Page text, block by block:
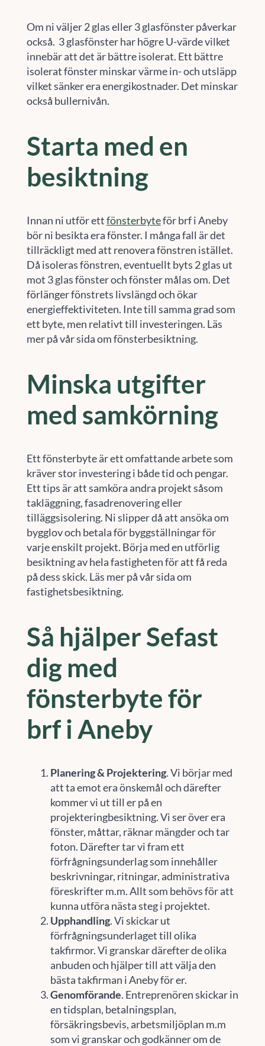
Om ni väljer 2 glas eller 3 glasfönster påverkar
också. 3 glasfönster har högre U-värde vilket
innebär att det är bättre isolerat. Ett bättre
isolerat fönster minskar värme in- och utsläpp
vilket sänker era energikostnader. Det minskar
också bullernivån.
Starta med en
besiktning
Innan ni utför ettfönsterbyteför brf i Aneby
bör ni besikta era fönster. I många fall är det
tillräckligt med att renovera fönstren istället.
Då isoleras fönstren, eventuellt byts 2 glas ut
mot 3 glas fönster och fönster målas om. Det
förlänger fönstrets livslängd och ökar
energieffektiviteten. Inte till samma grad som
ett byte, men relativt till investeringen. Läs
mer på vår sida om fönsterbesiktning.
Minska utgifter
med samkörning
Ett fönsterbyte är ett omfattande arbete som
kräver stor investering i både tid och pengar.
Ett tips är att samköra andra projekt såsom
takläggning, fasadrenovering eller
tilläggsisolering. Ni slipper då att ansöka om
bygglov och betala för byggställningar för
varje enskilt projekt. Börja med en utförlig
besiktning av hela fastigheten för att få reda
på dess skick. Läs mer på vår sida om
fastighetsbesiktning.
Så hjälper Sefast
dig med
fönsterbyte för
brf i Aneby
Planering & Projektering. Vi börjar med
att ta emot era önskemål och därefter
kommer vi ut till er på en
projekteringbesiktning. Vi ser över era
fönster, måttar, räknar mängder och tar
foton. Därefter tar vi fram ett
förfrågningsunderlag som innehåller
beskrivningar, ritningar, administrativa
föreskrifter m.m. Allt som behövs för att
kunna utföra nästa steg i projektet.
Upphandling. Vi skickar ut
förfrågningsunderlaget till olika
takfirmor. Vi granskar därefter de olika
anbuden och hjälper till att välja den
bästa takfirman i Aneby för er.
Genomförande. Entreprenören skickar in
en tidsplan, betalningsplan,
försäkringsbevis, arbetsmiljöplan m.m
som vi granskar och godkänner om de